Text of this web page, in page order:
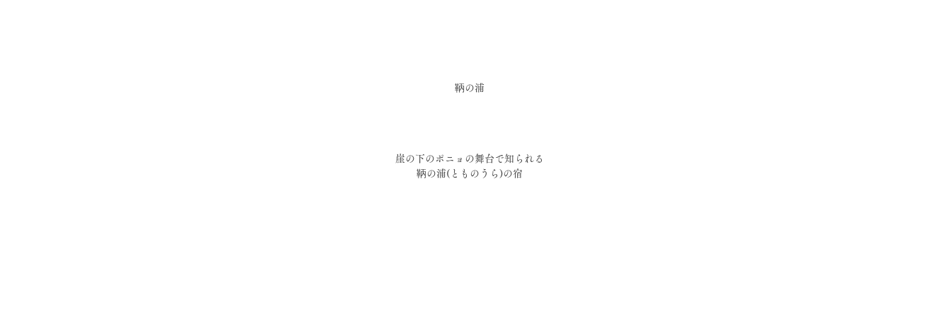
鞆の浦
崖の下のポニョの舞台で知られる
鞆の浦(とものうら)の宿